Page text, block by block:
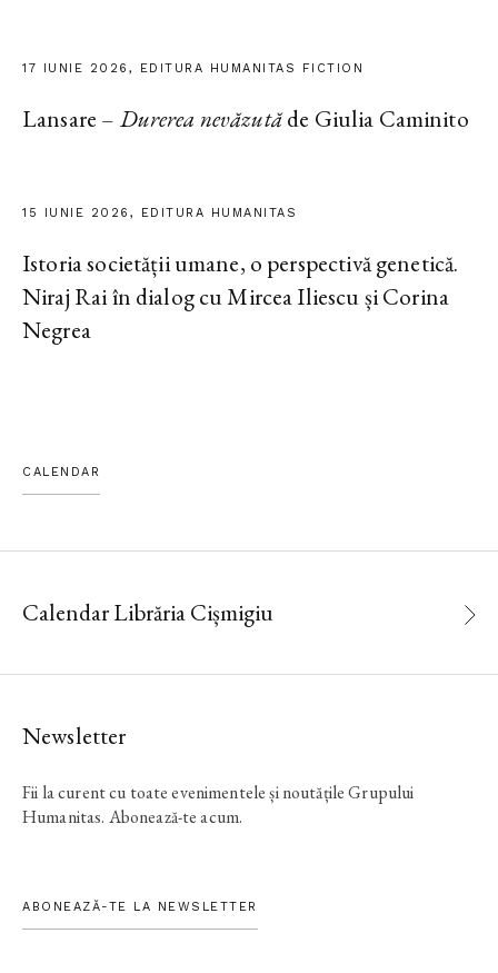
17 IUNIE 2026, EDITURA HUMANITAS FICTION
Lansare – Durerea nevăzutăde Giulia Caminito
15 IUNIE 2026, EDITURA HUMANITAS
Istoria societății umane, o perspectivă genetică.
Niraj Rai în dialog cu Mircea Iliescu și Corina
Negrea
CALENDAR
Calendar Librăria Cișmigiu
Newsletter
Fii la curent cu toate evenimentele și noutățile Grupului
Humanitas. Abonează-te acum.
ABONEAZĂ-TE LA NEWSLETTER